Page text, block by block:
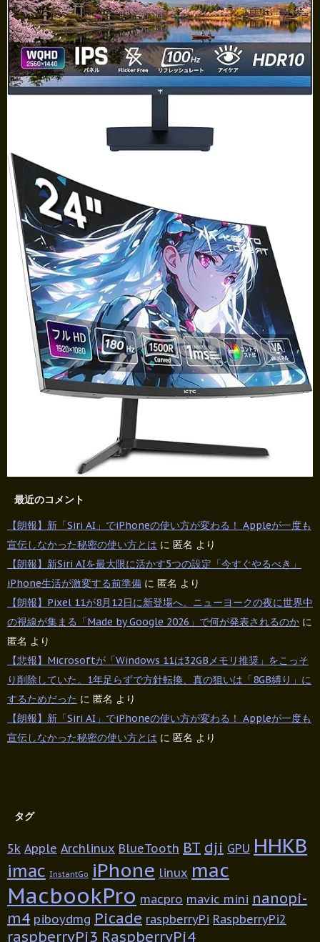
最近のコメント
【朗報】新「Siri AI」でiPhoneの使い方が変わる！ Appleが一度も
宣伝しなかった秘密の使い方とは に 匿名 より
【朗報】新Siri AIを最大限に活かす5つの設定「今すぐやるべき」
iPhone生活が激変する前準備 に 匿名 より
【朗報】Pixel 11が8月12日に新登場へ。ニューヨークの夜に世界中
の視線が集まる「Made by Google 2026」で何が発表されるのか に
匿名 より
【悲報】Microsoftが「Windows 11は32GBメモリ推奨」をこっそ
り削除していた。1年足らずで方針転換、真の狙いは「8GB縛り」に
するためだった に 匿名 より
【朗報】新「Siri AI」でiPhoneの使い方が変わる！ Appleが一度も
宣伝しなかった秘密の使い方とは に 匿名 より
タグ
5k Apple Archlinux BlueTooth BT dji GPU HHKB
imac InstantGo iPhone linux mac
MacbookPro macpro mavic mini nanopi-
m4 piboydmg Picade raspberryPi RaspberryPi2
raspberryPi3 RaspberryPi4